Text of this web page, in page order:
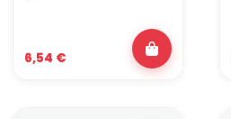
6,54 €